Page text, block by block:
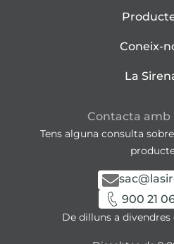
Coneix-
La
Contacta amb
Tens alguna consulta
900 21
De dilluns a divendres